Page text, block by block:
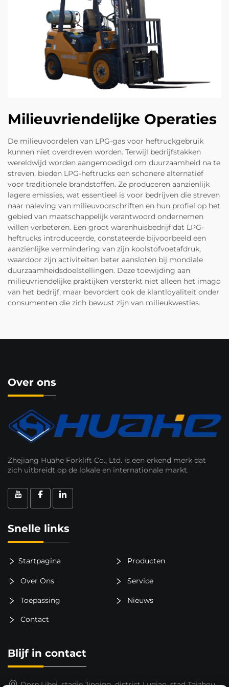
Milieuvriendelijke Operaties
De milieuvoordelen van LPG-gas voor heftruckgebruik
kunnen niet overdreven worden. Terwijl bedrijfstakken
wereldwijd worden aangemoedigd om duurzaamheid na te
streven, bieden LPG-heftrucks een schonere alternatief
voor traditionele brandstoffen. Ze produceren aanzienlijk
lagere emissies, wat essentieel is voor bedrijven die streven
naar naleving van milieuvoorschriften en hun profiel op het
gebied van maatschappelijk verantwoord ondernemen
willen verbeteren. Een groot warenhuisbedrijf dat LPG-
heftrucks introduceerde, constateerde bijvoorbeeld een
aanzienlijke vermindering van zijn koolstofvoetafdruk,
waardoor zijn activiteiten beter aansloten bij mondiale
duurzaamheidsdoelstellingen. Deze toewijding aan
milieuvriendelijke praktijken versterkt niet alleen het imago
van het bedrijf, maar bevordert ook de klantloyaliteit onder
consumenten die zich bewust zijn van milieukwesties.
Over ons
Zhejiang Huahe Forklift Co., Ltd. is een erkend merk dat
zich uitbreidt op de lokale en internationale markt.
Snelle links
Startpagina Producten
Over Ons Service
Toepassing Nieuws
Contact
Blijf in contact
Dorp Libei, stadje Jinqing, district Luqiao, stad Taizhou,